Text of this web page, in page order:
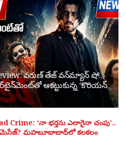
వరుణ్ తేజ్ వన్‌మ్యాన్ షో..
ఆకట్టుకున్న ‘కొరియన్
Crime: ‘నా భర్తను ఎలాగైనా చంపు’..
మెసేజ్? మహబూబాబాద్‌లో కలకలం